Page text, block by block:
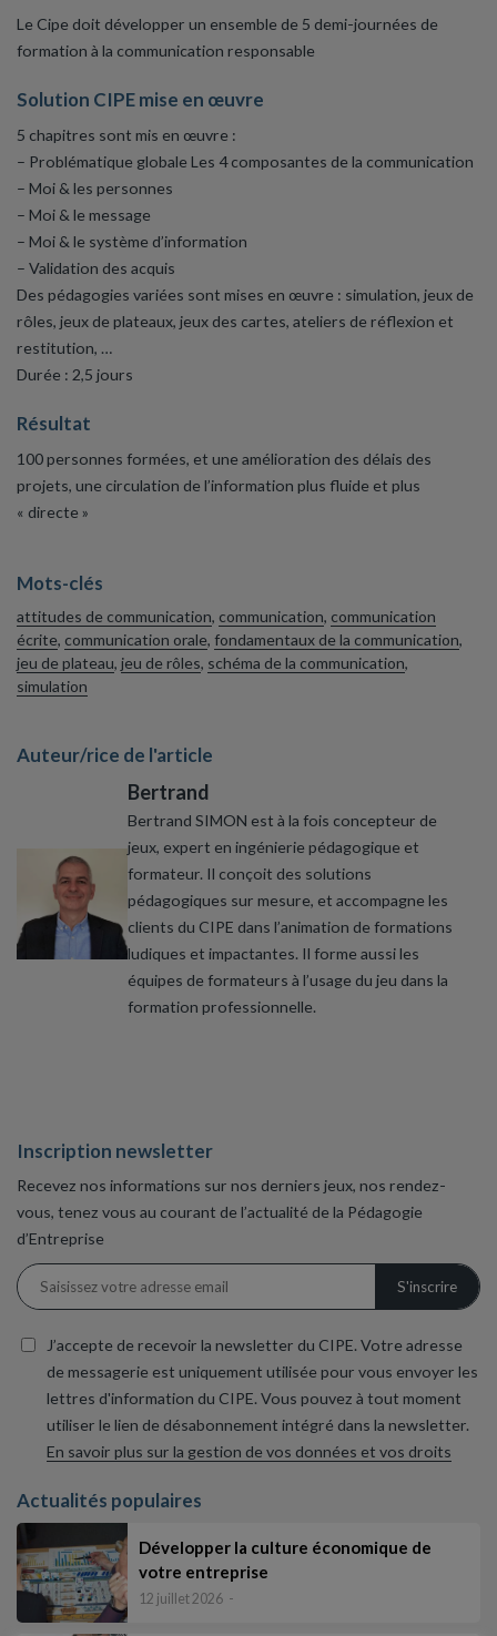
Le Cipe doit développer un ensemble de 5 demi-journées de
formation à la communication responsable
Solution CIPE mise en œuvre
5 chapitres sont mis en œuvre :
– Problématique globale Les 4 composantes de la communication
– Moi & les personnes
– Moi & le message
– Moi & le système d’information
– Validation des acquis
Des pédagogies variées sont mises en œuvre : simulation, jeux de
rôles, jeux de plateaux, jeux des cartes, ateliers de réflexion et
restitution, …
Durée : 2,5 jours
Résultat
100 personnes formées, et une amélioration des délais des
projets, une circulation de l’information plus fluide et plus
« directe »
Mots-clés
attitudes de communication, communication, communication
écrite, communication orale, fondamentaux de la communication,
jeu de plateau, jeu de rôles, schéma de la communication,
simulation
Auteur/rice de l'article
Bertrand
Bertrand SIMON est à la fois concepteur de
jeux, expert en ingénierie pédagogique et
formateur. Il conçoit des solutions
pédagogiques sur mesure, et accompagne les
clients du CIPE dans l’animation de formations
ludiques et impactantes. Il forme aussi les
équipes de formateurs à l’usage du jeu dans la
formation professionnelle.
Inscription newsletter
Recevez nos informations sur nos derniers jeux, nos rendez-
vous, tenez vous au courant de l’actualité de la Pédagogie
d’Entreprise
J’accepte de recevoir la newsletter du CIPE. Votre adresse
de messagerie est uniquement utilisée pour vous envoyer les
lettres d'information du CIPE. Vous pouvez à tout moment
utiliser le lien de désabonnement intégré dans la newsletter.
En savoir plus sur la gestion de vos données et vos droits
Actualités populaires
Développer la culture économique de
votre entreprise
12 juillet 2026